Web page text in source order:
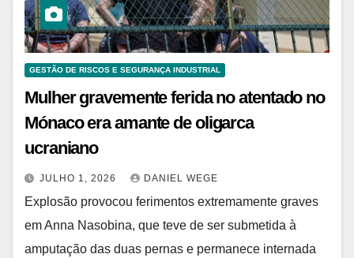
GESTÃO DE RISCOS E SEGURANÇA INDUSTRIAL
Mulher gravemente ferida no atentado no
Mónaco era amante de oligarca
ucraniano
JULHO 1, 2026 DANIEL WEGE
Explosão provocou ferimentos extremamente graves
em Anna Nasobina, que teve de ser submetida à
amputação das duas pernas e permanece internada